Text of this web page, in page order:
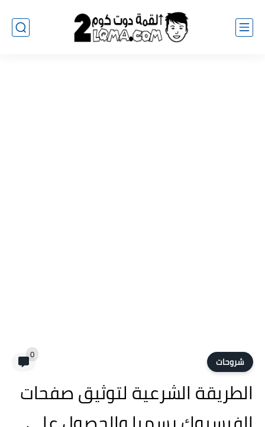
شروحات 0
الطريقة الشرعية لتوثيق صفحات